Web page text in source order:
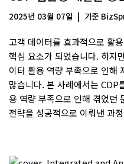
2025년 03월 07일 기준
고객 데이터를 효과적으로 활
핵심 요소가 되었습니다. 하지
이터 활용 역량 부족으로 인해
많습니다. 본 사례에서는 CDP
용 역량 부족으로 인해 겪었던
전략을 성공적으로 이뤄낸 과